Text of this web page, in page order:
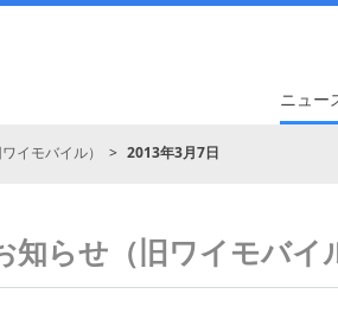
ニュー
イモバイル） 2013年3月7日
知らせ（旧ワイモバイ